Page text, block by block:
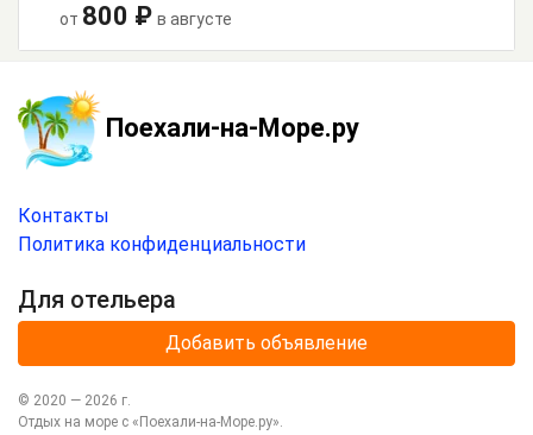
от 800 ₽ в августе
Поехали-на-Море.ру
Контакты
Политика конфиденциальности
Для отельера
Добавить объявление
© 2020 — 2026 г.
Отдых на море с «Поехали-на-Море.ру».